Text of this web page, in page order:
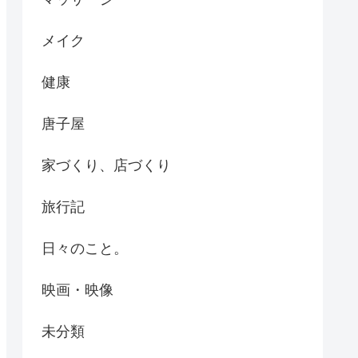
メイク
健康
唐子屋
家づくり、店づくり
旅行記
日々のこと。
映画・映像
未分類